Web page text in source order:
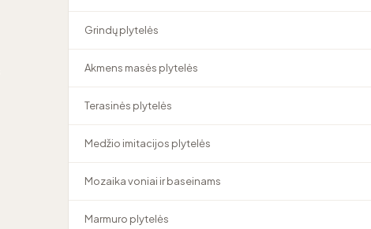
Grindų plytelės
Akmens masės plytelės
Terasinės plytelės
Medžio imitacijos plytelės
Mozaika voniai ir baseinams
Marmuro plytelės